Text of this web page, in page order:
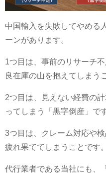
中国輸入を失敗してやめる
ーンがあります。
1つ目は、事前のリサーチ
良在庫の山を抱えてしまう
2つ目は、見えない経費の
ってしまう「黒字倒産」で
3つ目は、クレーム対応や
疲れ果ててしまうことです。
代行業者である当社にも、